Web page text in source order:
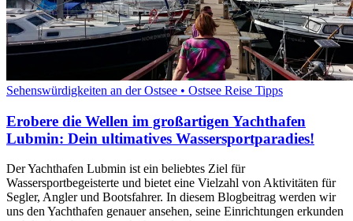
Sehenswürdigkeiten an der Ostsee • Ostsee Reise Tipps
Erobere die Wellen im großartigen Yachthafen
Lubmin: Dein ultimatives Wassersportparadies!
Der Yachthafen Lubmin ist ein beliebtes Ziel für
Wassersportbegeisterte und bietet eine Vielzahl von Aktivitäten für
Segler, Angler und Bootsfahrer. In diesem Blogbeitrag werden wir
uns den Yachthafen genauer ansehen, seine Einrichtungen erkunden